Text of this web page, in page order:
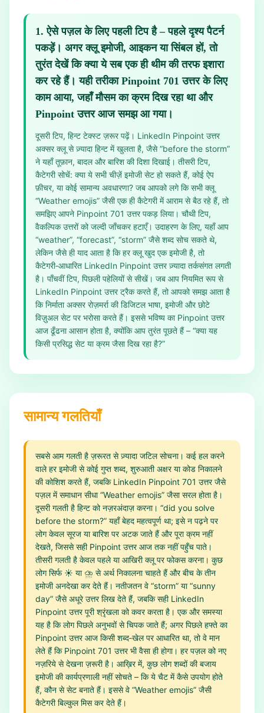
1.ऐसे पज़ल के लिए पहली टिप है – पहले दृश्य पैटर्न
पकड़ें। अगर क्लू इमोजी, आइकन या सिंबल हों, तो
तुरंत देखें कि क्या ये सब एक ही थीम की तरफ इशारा
कर रहे हैं। यही तरीका Pinpoint 701 उत्तर के लिए
काम आया, जहाँ मौसम का क्रम दिख रहा था और
Pinpoint उत्तर आज समझ आ गया।
दूसरी टिप, हिन्ट टेक्स्ट ज़रूर पढ़ें। LinkedIn Pinpoint उत्तर
अक्सर क्लू से ज़्यादा हिन्ट में खुलता है, जैसे “before the storm”
ने यहाँ तूफ़ान, बादल और बारिश की दिशा दिखाई। तीसरी टिप,
कैटेगरी सोचें: क्या ये सभी चीज़ें इमोजी सेट हो सकते हैं, कोई ऐप
फ़ीचर, या कोई सामान्य अवधारणा? जब आपको लगे कि सभी क्लू
“Weather emojis” जैसी एक ही कैटेगरी में आराम से बैठ रहे हैं, तो
समझिए आपने Pinpoint 701 उत्तर पकड़ लिया। चौथी टिप,
वैकल्पिक उत्तरों को जल्दी जाँचकर हटाएँ। उदाहरण के लिए, यहाँ आप
“weather”, “forecast”, “storm” जैसे शब्द सोच सकते थे,
लेकिन जैसे ही याद आता है कि हर क्लू खुद एक इमोजी है, तो
कैटेगरी‑आधारित LinkedIn Pinpoint उत्तर ज़्यादा तर्कसंगत लगती
है। पाँचवीं टिप, पिछली पहेलियों से सीखें। जब आप नियमित रूप से
LinkedIn Pinpoint उत्तर ट्रैक करते हैं, तो आपको समझ आता है
कि निर्माता अक्सर रोज़मर्रा की डिजिटल भाषा, इमोजी और छोटे
विज़ुअल सेट पर भरोसा करते हैं। इससे भविष्य का Pinpoint उत्तर
आज ढूँढना आसान होता है, क्योंकि आप तुरंत पूछते हैं – “क्या यह
किसी प्रसिद्ध सेट या क्रम जैसा दिख रहा है?”
सामान्य गलतियाँ
सबसे आम गलती है ज़रूरत से ज़्यादा जटिल सोचना। कई हल करने
वाले हर इमोजी से कोई गुप्त शब्द, शुरुआती अक्षर या कोड निकालने
की कोशिश करते हैं, जबकि LinkedIn Pinpoint 701 उत्तर जैसे
पज़ल में समाधान सीधा “Weather emojis” जैसा सरल होता है।
दूसरी गलती है हिन्ट को नज़रअंदाज़ करना। “did you solve
before the storm?” यहाँ बेहद महत्वपूर्ण था; इसे न पढ़ने पर
लोग केवल सूरज या बारिश पर अटक जाते हैं और पूरा क्रम नहीं
देखते, जिससे सही Pinpoint उत्तर आज तक नहीं पहुँच पाते।
तीसरी गलती है केवल पहले या आखिरी क्लू पर फोकस करना। कुछ
लोग सिर्फ ☀️ या ⛈️ से अर्थ निकालना चाहते हैं और बीच के तीन
इमोजी अनदेखा कर देते हैं। नतीजतन वे “storm” या “sunny
day” जैसे अधूरे उत्तर लिख देते हैं, जबकि सही LinkedIn
Pinpoint उत्तर पूरी श्रृंखला को कवर करता है। एक और समस्या
यह है कि लोग पिछले अनुभवों से चिपक जाते हैं; अगर पिछले हफ्ते का
Pinpoint उत्तर आज किसी शब्द‑खेल पर आधारित था, तो वे मान
लेते हैं कि Pinpoint 701 उत्तर भी वैसा ही होगा। हर पज़ल को नए
नज़रिये से देखना ज़रूरी है। आख़िर में, कुछ लोग शब्दों की बजाय
इमोजी की कार्यप्रणाली नहीं सोचते – कि ये चैट में कैसे उपयोग होते
हैं, कौन से सेट बनाते हैं। इससे वे “Weather emojis” जैसी
कैटेगरी बिल्कुल मिस कर देते हैं।